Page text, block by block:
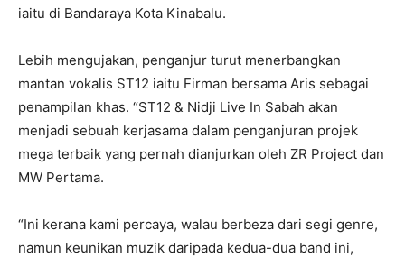
iaitu di Bandaraya Kota Kinabalu.
Lebih mengujakan, penganjur turut menerbangkan
mantan vokalis ST12 iaitu Firman bersama Aris sebagai
penampilan khas. “ST12 & Nidji Live In Sabah akan
menjadi sebuah kerjasama dalam penganjuran projek
mega terbaik yang pernah dianjurkan oleh ZR Project dan
MW Pertama.
“Ini kerana kami percaya, walau berbeza dari segi genre,
namun keunikan muzik daripada kedua-dua band ini,